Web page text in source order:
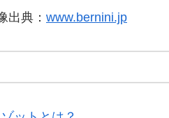
出典： www.bernini.jp